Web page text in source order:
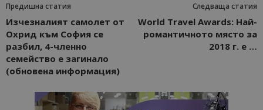
Предишна статия
Изчезналият самолет от
Охрид към София се
разбил, 4-членно
семейство е загинало
(обновена информация)
Следваща статия
World Travel Awards: Най-
романтичното място за
2018 г. е …